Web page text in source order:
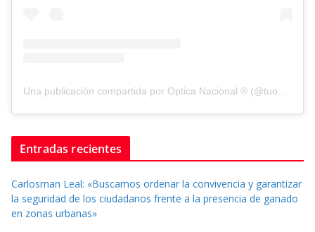
Una publicación compartida por Optica Nacional ® (@tuopticanacional)
Entradas recientes
Carlosman Leal: «Buscamos ordenar la convivencia y garantizar
la seguridad de los ciudadanos frente a la presencia de ganado
en zonas urbanas»